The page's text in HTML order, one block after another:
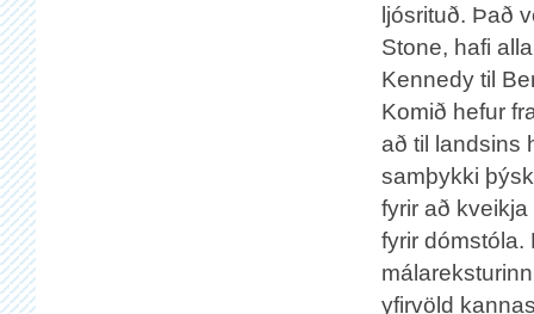
ljósrituð. Það
Stone, hafi
Kennedy til
Komið hefur
að til landsins
samþykki
fyrir að
fyrir
yfirvöld